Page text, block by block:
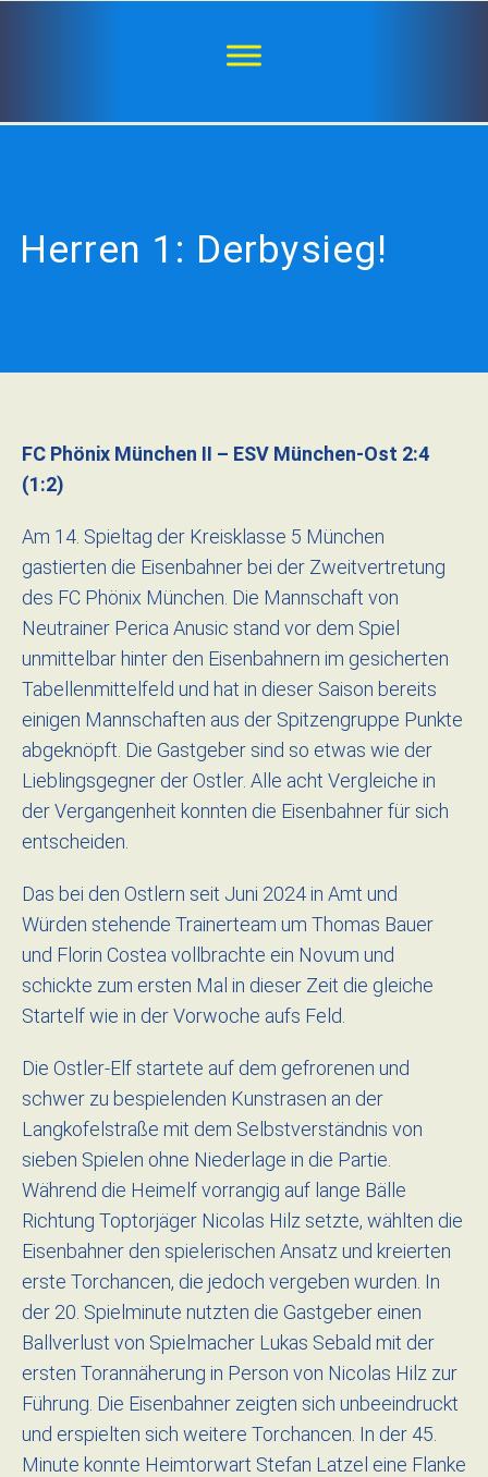
Herren 1: Derbysieg!
FC Phönix München II – ESV München-Ost 2:4
(1:2)
Am 14. Spieltag der Kreisklasse 5 München
gastierten die Eisenbahner bei der Zweitvertretung
des FC Phönix München. Die Mannschaft von
Neutrainer Perica Anusic stand vor dem Spiel
unmittelbar hinter den Eisenbahnern im gesicherten
Tabellenmittelfeld und hat in dieser Saison bereits
einigen Mannschaften aus der Spitzengruppe Punkte
abgeknöpft. Die Gastgeber sind so etwas wie der
Lieblingsgegner der Ostler. Alle acht Vergleiche in
der Vergangenheit konnten die Eisenbahner für sich
entscheiden.
Das bei den Ostlern seit Juni 2024 in Amt und
Würden stehende Trainerteam um Thomas Bauer
und Florin Costea vollbrachte ein Novum und
schickte zum ersten Mal in dieser Zeit die gleiche
Startelf wie in der Vorwoche aufs Feld.
Die Ostler-Elf startete auf dem gefrorenen und
schwer zu bespielenden Kunstrasen an der
Langkofelstraße mit dem Selbstverständnis von
sieben Spielen ohne Niederlage in die Partie.
Während die Heimelf vorrangig auf lange Bälle
Richtung Toptorjäger Nicolas Hilz setzte, wählten die
Eisenbahner den spielerischen Ansatz und kreierten
erste Torchancen, die jedoch vergeben wurden. In
der 20. Spielminute nutzten die Gastgeber einen
Ballverlust von Spielmacher Lukas Sebald mit der
ersten Torannäherung in Person von Nicolas Hilz zur
Führung. Die Eisenbahner zeigten sich unbeeindruckt
und erspielten sich weitere Torchancen. In der 45.
Minute konnte Heimtorwart Stefan Latzel eine Flanke